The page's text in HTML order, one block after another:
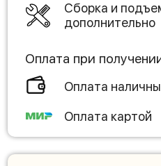
Сборка и
дополнительно
Оплата при
Оплата
Оплата картой